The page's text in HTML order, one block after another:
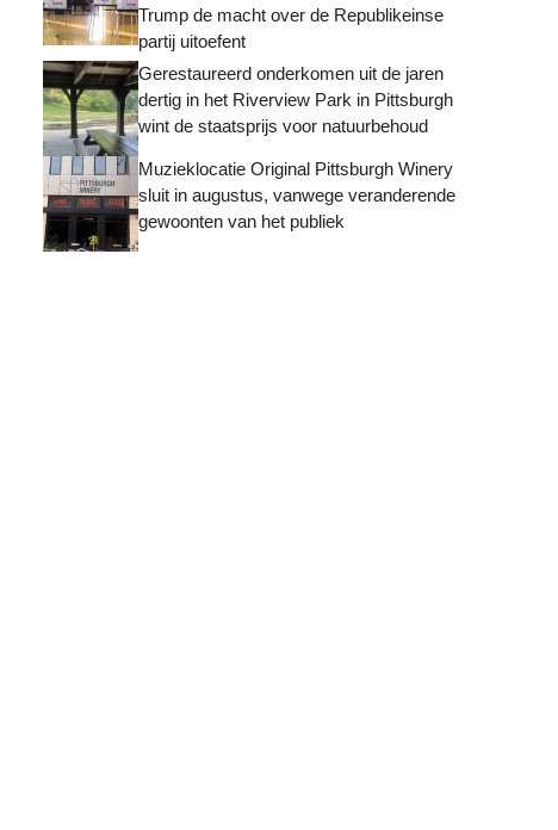
Trump de macht over de Republikeinse
partij uitoefent
Gerestaureerd onderkomen uit de jaren
dertig in het Riverview Park in Pittsburgh
wint de staatsprijs voor natuurbehoud
Muzieklocatie Original Pittsburgh Winery
sluit in augustus, vanwege veranderende
gewoonten van het publiek